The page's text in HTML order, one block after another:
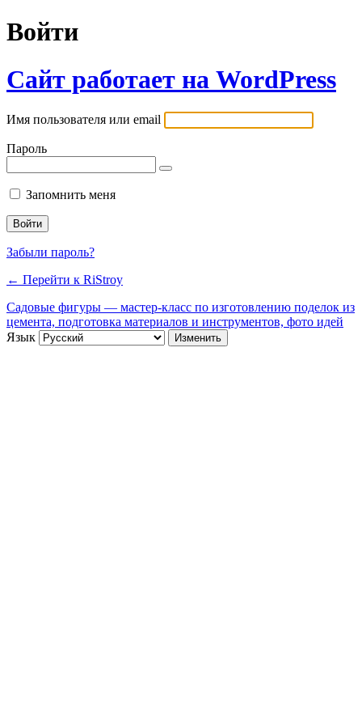
Войти
Сайт работает на WordPress
Имя пользователя или email
Пароль
Запомнить меня
Забыли пароль?
← Перейти к RiStroy
Садовые фигуры — мастер-класс по изготовлению поделок из
цемента, подготовка материалов и инструментов, фото идей
Язык